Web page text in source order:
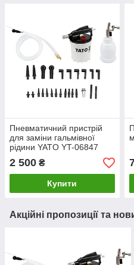
Пневматичний пристрій
для заміни гальмівної
рідини YATO YT-06847
2 500 ₴
Купити
Акційні пропозиції та